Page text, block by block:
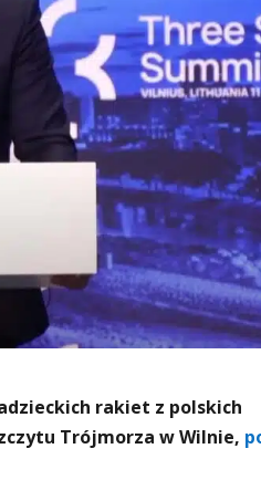
rakiet z polskich
Trójmorza w Wilnie,